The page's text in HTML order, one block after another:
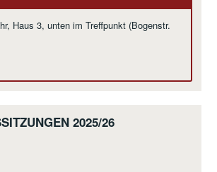
Haus 3, unten im Treffpunkt (Bogenstr.
2025/26